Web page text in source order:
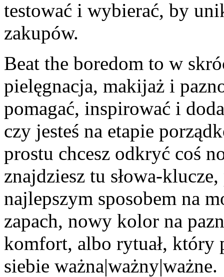
testować i wybierać, by
zakupów.
Beat the boredom to w
pielęgnacja, makijaż i
pomagać, inspirować i
czy jesteś na etapie
prostu chcesz odkryć coś
znajdziesz tu słowa-
najlepszym sposobem na
zapach, nowy kolor na
komfort, albo rytuał, który
siebie ważna|ważny|ważne.